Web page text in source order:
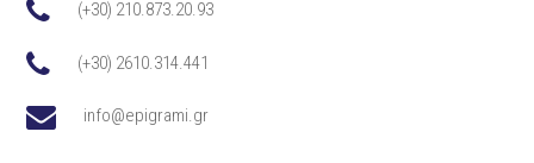
(+30) 210.873.20.93
(+30) 2610.314.441
info@epigrami.gr